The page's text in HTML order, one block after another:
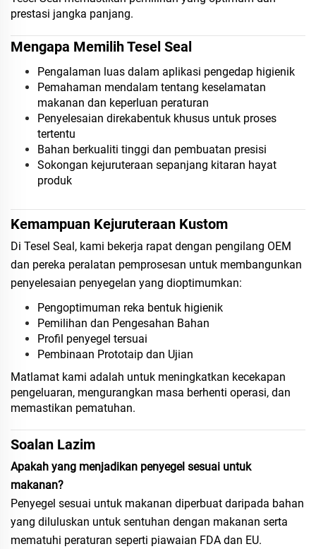
prestasi jangka panjang.
Mengapa Memilih Tesel Seal
Pengalaman luas dalam aplikasi pengedap higienik
Pemahaman mendalam tentang keselamatan
makanan dan keperluan peraturan
Penyelesaian direkabentuk khusus untuk proses
tertentu
Bahan berkualiti tinggi dan pembuatan presisi
Sokongan kejuruteraan sepanjang kitaran hayat
produk
Kemampuan Kejuruteraan Kustom
Di Tesel Seal, kami bekerja rapat dengan pengilang OEM
dan pereka peralatan pemprosesan untuk membangunkan
penyelesaian penyegelan yang dioptimumkan:
Pengoptimuman reka bentuk higienik
Pemilihan dan Pengesahan Bahan
Profil penyegel tersuai
Pembinaan Prototaip dan Ujian
Matlamat kami adalah untuk meningkatkan kecekapan
pengeluaran, mengurangkan masa berhenti operasi, dan
memastikan pematuhan.
Soalan Lazim
Apakah yang menjadikan penyegel sesuai untuk
makanan?
Penyegel sesuai untuk makanan diperbuat daripada bahan
yang diluluskan untuk sentuhan dengan makanan serta
mematuhi peraturan seperti piawaian FDA dan EU.